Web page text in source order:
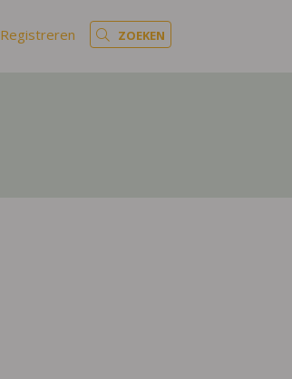
Registreren ZOEKEN